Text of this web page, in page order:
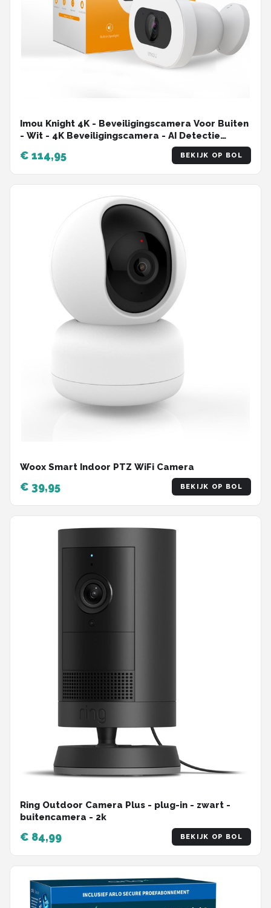
Imou Knight 4K - Beveiligingscamera Voor Buiten
- Wit - 4K Beveiligingscamera - AI Detectie
Personen Dieren En Voertuigen - 600 Lumen
Spotlight - 110 dB Beveiligingssirene - IP66
Weerbestendig
€ 114,95 BEKIJK OP BOL
Woox Smart Indoor PTZ WiFi Camera
€ 39,95 BEKIJK OP BOL
Ring Outdoor Camera Plus - plug-in - zwart -
buitencamera - 2k
€ 84,99 BEKIJK OP BOL